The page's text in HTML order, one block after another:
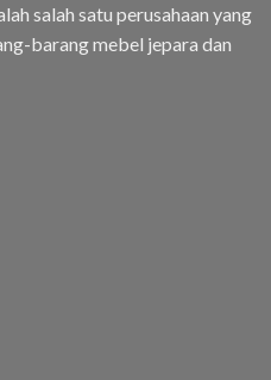
salah satu perusahaan yang
barang mebel jepara dan